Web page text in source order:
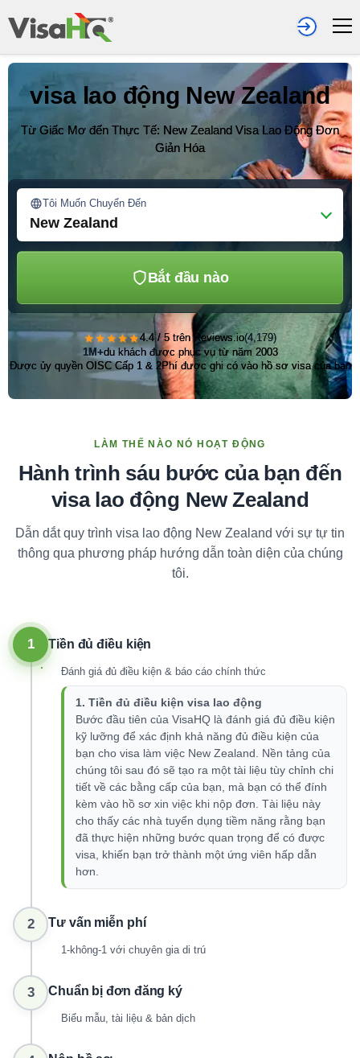
visa lao động New Zealand
Từ Giấc Mơ đến Thực Tế: New Zealand Visa Lao Động Đơn
Giản Hóa
Tôi Muốn Chuyển Đến
New Zealand
Bắt đầu nào
★★★★★4.4 / 5 trên Reviews.io(4,179)
1M+du khách được phục vụ từ năm 2003
Được ủy quyền OISC Cấp 1 & 2Phí được ghi có vào hồ sơ visa của bạn
LÀM THẾ NÀO NÓ HOẠT ĐỘNG
Hành trình sáu bước của bạn đến
visa lao động New Zealand
Dẫn dắt quy trình visa lao động New Zealand với sự tự tin
thông qua phương pháp hướng dẫn toàn diện của chúng
tôi.
1 Tiền đủ điều kiện
Đánh giá đủ điều kiện & báo cáo chính thức
1. Tiền đủ điều kiện visa lao động
Bước đầu tiên của VisaHQ là đánh giá đủ điều kiện
kỹ lưỡng để xác định khả năng đủ điều kiện của
bạn cho visa làm việc New Zealand. Nền tảng của
chúng tôi sau đó sẽ tạo ra một tài liệu tùy chỉnh chi
tiết về các bằng cấp của bạn, mà bạn có thể đính
kèm vào hồ sơ xin việc khi nộp đơn. Tài liệu này
cho thấy các nhà tuyển dụng tiềm năng rằng bạn
đã thực hiện những bước quan trọng để có được
visa, khiến bạn trở thành một ứng viên hấp dẫn
hơn.
2 Tư vấn miễn phí
1-không-1 với chuyên gia di trú
3 Chuẩn bị đơn đăng ký
Biểu mẫu, tài liệu & bản dịch